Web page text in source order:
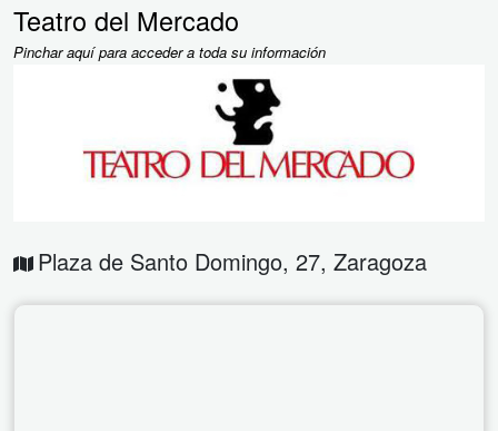
Teatro del Mercado
Pinchar aquí para acceder a toda su información
Plaza de Santo Domingo, 27, Zaragoza